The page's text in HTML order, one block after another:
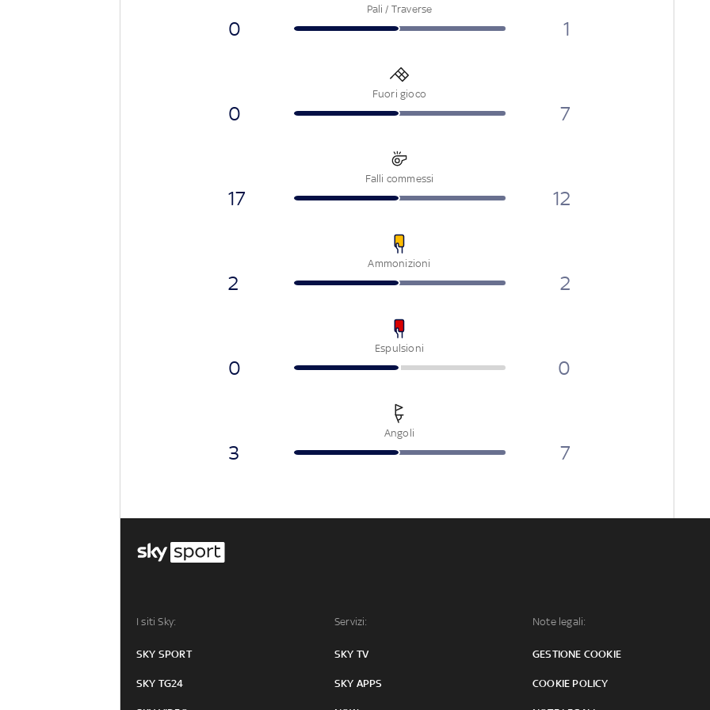
Pali / Traverse
0 1
Fuori gioco
0 7
Falli commessi
17 12
Ammonizioni
2 2
Espulsioni
0 0
Angoli
3 7
I siti Sky:
SKY SPORT
SKY TG24
Servizi:
SKY TV
SKY APPS
Note legali:
GESTIONE COOKIE
COOKIE POLICY